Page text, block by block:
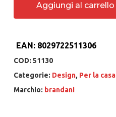
Aggiungi al carrello
EAN: 8029722511306
COD: 51130
Categorie: Design, Per la casa
Marchio: brandani